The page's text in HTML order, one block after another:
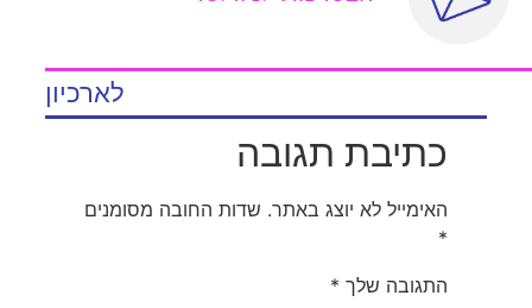
לארכיון
כתיבת תגובה
האימייל לא יוצג באתר. שדות החובה מסומנים
*
התגובה שלך *